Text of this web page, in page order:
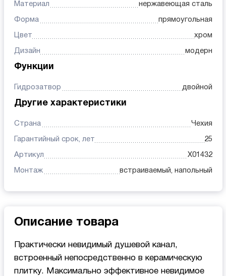
Материал нержавеющая сталь
Форма прямоугольная
Цвет хром
Дизайн модерн
Функции
Гидрозатвор двойной
Другие характеристики
Страна Чехия
Гарантийный срок, лет 25
Артикул X01432
Монтаж встраиваемый, напольный
Описание товара
Практически невидимый душевой канал,
встроенный непосредственно в керамическую
плитку. Максимально эффективное невидимое